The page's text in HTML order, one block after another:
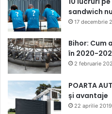
sandwich
17 decembrie
Bihor: Cum
în 2020-
2 februarie
POARTA
și avantaje
22 aprilie 2019